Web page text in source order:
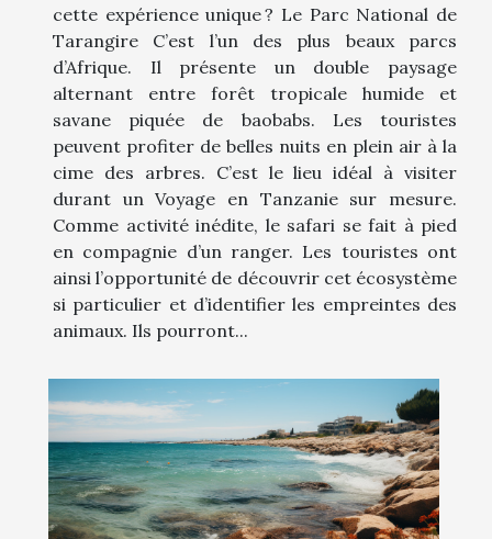
cette expérience unique ? Le Parc National de
Tarangire C’est l’un des plus beaux parcs
d’Afrique. Il présente un double paysage
alternant entre forêt tropicale humide et
savane piquée de baobabs. Les touristes
peuvent profiter de belles nuits en plein air à la
cime des arbres. C’est le lieu idéal à visiter
durant un Voyage en Tanzanie sur mesure.
Comme activité inédite, le safari se fait à pied
en compagnie d’un ranger. Les touristes ont
ainsi l’opportunité de découvrir cet écosystème
si particulier et d’identifier les empreintes des
animaux. Ils pourront...